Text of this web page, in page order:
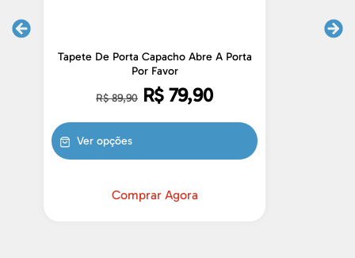
Tapete De Porta Capacho Abre A Porta
Por Favor
R$89,90 R$ 79,90
Ver opções
Comprar Agora